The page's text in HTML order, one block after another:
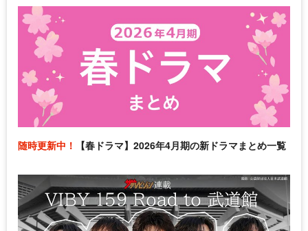
随時更新中！ 【春ドラマ】2026年4月期の新ドラマまとめ一覧